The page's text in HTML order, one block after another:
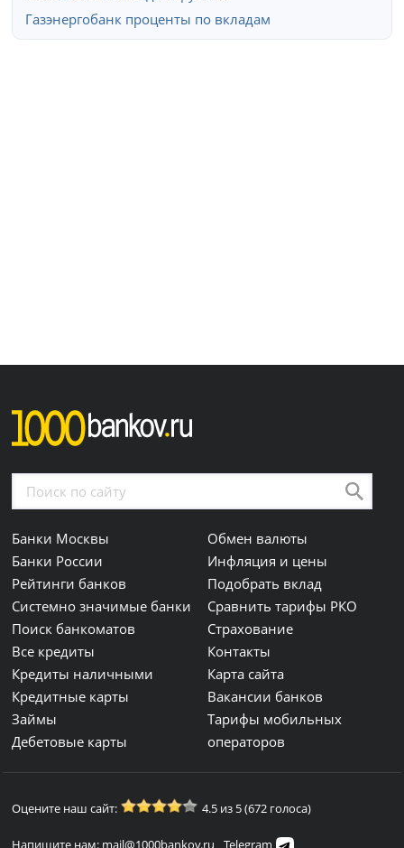
Газэнергобанк проценты по вкладам
Банки Москвы
Банки России
Рейтинги банков
Системно значимые банки
Поиск банкоматов
Все кредиты
Кредиты наличными
Кредитные карты
Займы
Дебетовые карты
Обмен валюты
Инфляция и цены
Подобрать вклад
Сравнить тарифы РКО
Страхование
Контакты
Карта сайта
Вакансии банков
Тарифы мобильных
операторов
Оцените наш сайт: 4.5 из 5 (672 голоса)
Напишите нам: mail@1000bankov.ru Telegram